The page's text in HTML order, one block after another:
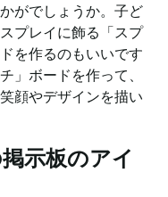
がでしょうか。子ど
プレイに飾る「スプ
を作るのもいいです
」ボードを作って、
顔やデザインを描い
示板のアイ